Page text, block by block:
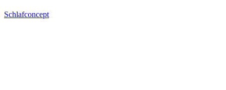
Schlafconcept